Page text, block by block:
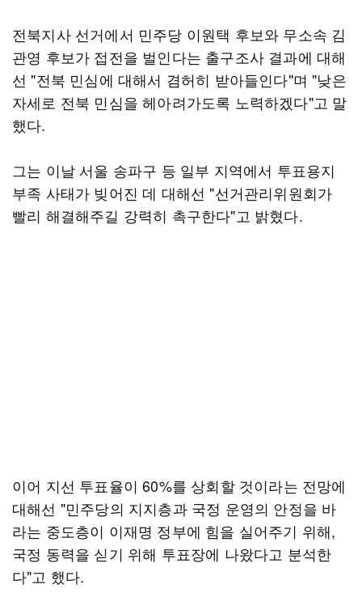
전북지사 선거에서 민주당 이원택 후보와 무소속 김
관영 후보가 접전을 벌인다는 출구조사 결과에 대해
선 "전북 민심에 대해서 겸허히 받아들인다"며 "낮은
자세로 전북 민심을 헤아려가도록 노력하겠다"고 말
했다.
그는 이날 서울 송파구 등 일부 지역에서 투표용지
부족 사태가 빚어진 데 대해선 "선거관리위원회가
빨리 해결해주길 강력히 촉구한다"고 밝혔다.
이어 지선 투표율이 60%를 상회할 것이라는 전망에
대해선 "민주당의 지지층과 국정 운영의 안정을 바
라는 중도층이 이재명 정부에 힘을 실어주기 위해,
국정 동력을 싣기 위해 투표장에 나왔다고 분석한
다"고 했다.